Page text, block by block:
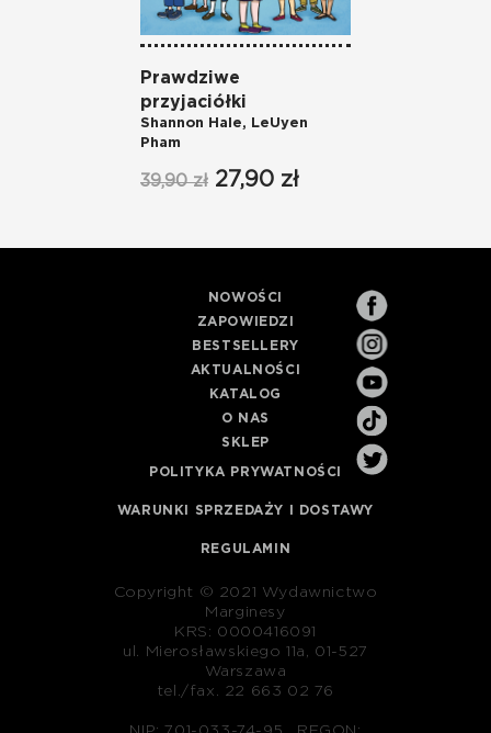
Prawdziwe
przyjaciółki
Shannon Hale,
LeUyen
Pham
39,90 zł 27,90 zł
NOWOŚCI
ZAPOWIEDZI
BESTSELLERY
AKTUALNOŚCI
KATALOG
O NAS
SKLEP
POLITYKA PRYWATNOŚCI
WARUNKI SPRZEDAŻY I DOSTAWY
REGULAMIN
Copyright © 2021 Wydawnictwo
Marginesy
KRS: 0000416091
ul. Mierosławskiego 11a, 01-527
Warszawa
tel./fax. 22 663 02 76